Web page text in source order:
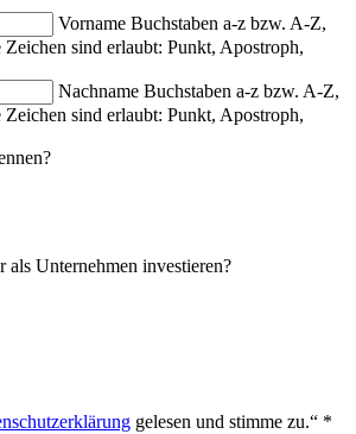
Vorname Buchstaben a-z bzw. A-Z,
sind erlaubt: Punkt, Apostroph,
Nachname Buchstaben a-z bzw. A-Z,
sind erlaubt: Punkt, Apostroph,
als Unternehmen investieren?
gelesen und stimme zu.“ *